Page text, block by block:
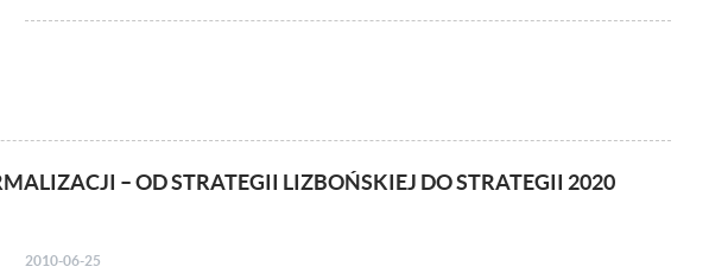
– OD STRATEGII LIZBOŃSKIEJ DO STRATEGII 2020
2010-06-25